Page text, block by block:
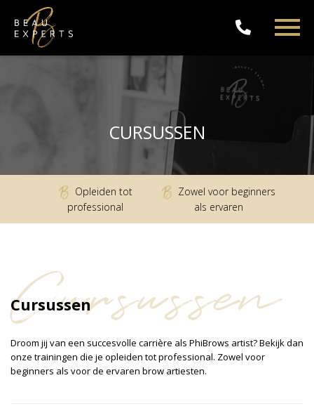
CURSUSSEN
Opleiden tot
professional
Zowel voor beginners
als ervaren
Cursussen
Cursussen
Droom jij van een succesvolle carrière als PhiBrows artist? Bekijk dan
onze trainingen die je opleiden tot professional. Zowel voor
beginners als voor de ervaren brow artiesten.